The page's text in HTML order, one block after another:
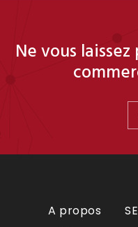
Ne vous
A propos